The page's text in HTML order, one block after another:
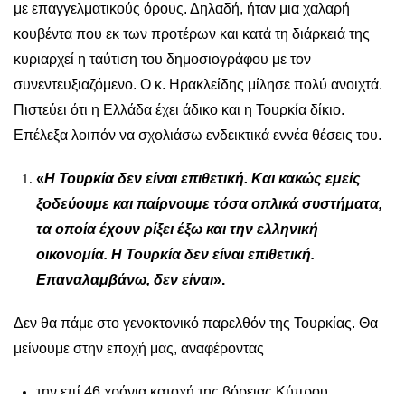
με επαγγελματικούς όρους. Δηλαδή, ήταν μια χαλαρή
κουβέντα που εκ των προτέρων και κατά τη διάρκειά της
κυριαρχεί η ταύτιση του δημοσιογράφου με τον
συνεντευξιαζόμενο. Ο κ. Ηρακλείδης μίλησε πολύ ανοιχτά.
Πιστεύει ότι η Ελλάδα έχει άδικο και η Τουρκία δίκιο.
Επέλεξα λοιπόν να σχολιάσω ενδεικτικά εννέα θέσεις του.
«Η Τουρκία δεν είναι επιθετική. Και κακώς εμείς
ξοδεύουμε και παίρνουμε τόσα οπλικά συστήματα,
τα οποία έχουν ρίξει έξω και την ελληνική
οικονομία. Η Τουρκία δεν είναι επιθετική.
Επαναλαμβάνω, δεν είναι».
Δεν θα πάμε στο γενοκτονικό παρελθόν της Τουρκίας. Θα
μείνουμε στην εποχή μας, αναφέροντας